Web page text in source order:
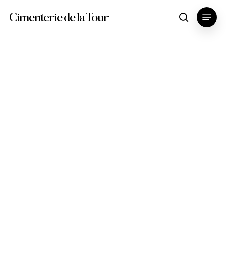
Cimenterie de la Tour search
Menu